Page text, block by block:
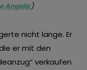
Angela )
nicht lange. Er
er mit den
verkaufen